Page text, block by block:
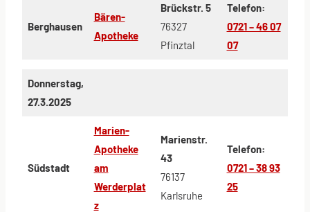
Berghausen
Bären-
Apotheke
Brückstr. 5
76327
Pfinztal
Telefon:
0721 – 46 07
07
Donnerstag,
27.3.2025
Südstadt
Marien-
Apotheke
am
Werderplat
z
Marienstr.
43
76137
Karlsruhe
Telefon:
0721 – 38 93
25